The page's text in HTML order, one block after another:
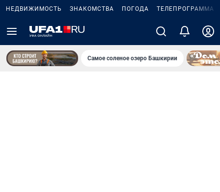
НЕДВИЖИМОСТЬ ЗНАКОМСТВА ПОГОДА ТЕЛЕПРОГРАММА
Самое соленое озеро Башкирии